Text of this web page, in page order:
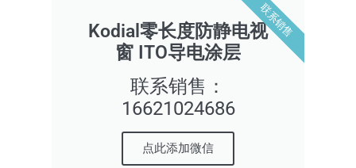
Kodial零长度防静电视
窗 ITO导电涂层
联系销售：
16621024686
点此添加微信
联系销售